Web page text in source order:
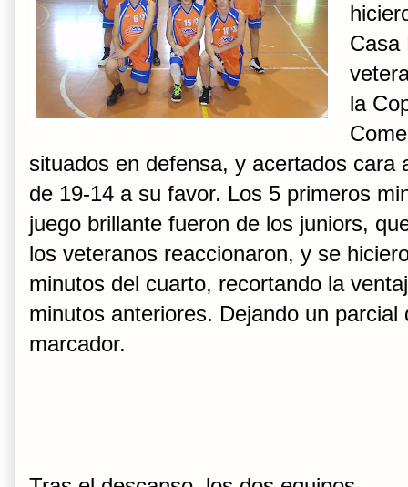
Casa
la
situados en defensa, y acertados cara
de 19-14 a su favor. Los 5 primeros
juego brillante fueron de los juniors,
los veteranos reaccionaron, y se
minutos del cuarto, recortando la
minutos anteriores. Dejando un
marcador.